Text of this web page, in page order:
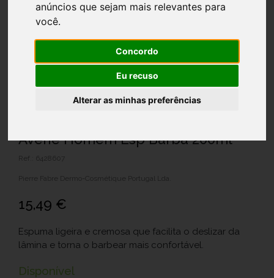
anúncios que sejam mais relevantes para
você.
Concordo
Eu recuso
Alterar as minhas preferências
Avene Homem Esp Barba 200ml
Ref.: 6428607
Pierre Fabre Dermo-Cosmétique Portugal Lda.
15,49 €
Espuma ligeira e cremosa que facilita o deslizar da
lâmina e torna o barbear mais confortável.
Disponível